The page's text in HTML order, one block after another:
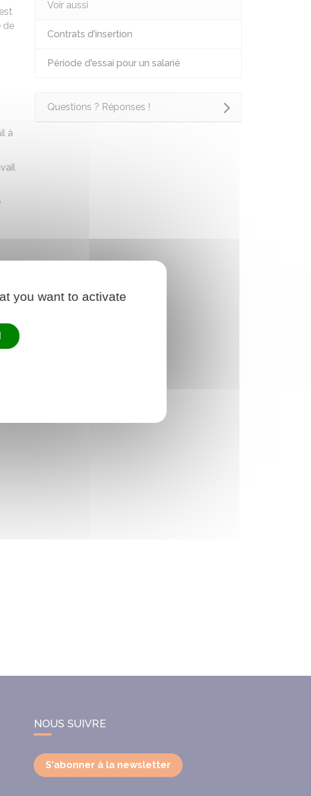
de
à
Voir aussi
Contrats d'insertion
Période d'essai pour un salarié
Questions ? Réponses !
NOUS SUIVRE
S'abonner à la newsletter
you want to activate